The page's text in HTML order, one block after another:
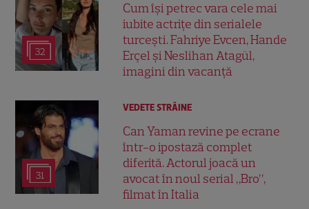
32
Cum își petrec vara cele mai
iubite actrițe din serialele
turcești. Fahriye Evcen, Hande
Erçel și Neslihan Atagül,
imagini din vacanță
31
VEDETE STRĂINE
Can Yaman revine pe ecrane
într-o ipostază complet
diferită. Actorul joacă un
avocat în noul serial „Bro”,
filmat în Italia